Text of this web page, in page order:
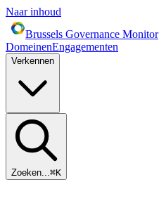
Naar inhoud
Brussels Governance Monitor
DomeinenEngagementen
Verkennen
Zoeken...⌘K